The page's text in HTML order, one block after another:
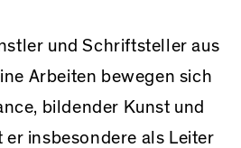
und Schriftsteller aus
Arbeiten bewegen sich
bildender Kunst und
er insbesondere als Leiter